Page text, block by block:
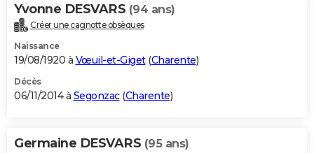
Yvonne DESVARS (94 ans)
Créer une cagnotte obsèques
Naissance
19/08/1920 à Vœuil-et-Giget(Charente)
Décès
06/11/2014 à Segonzac(Charente)
Germaine DESVARS (95 ans)